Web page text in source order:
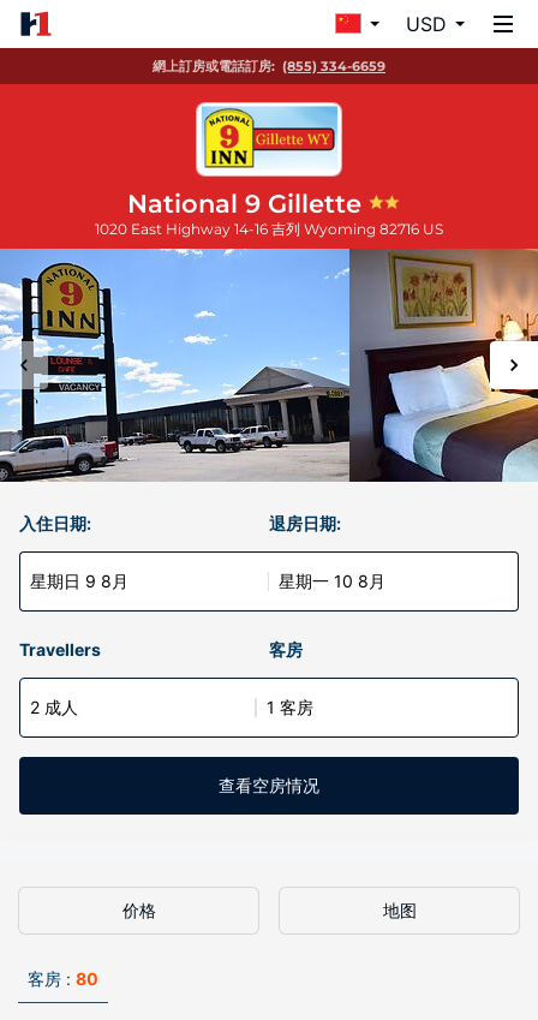
USD
網上訂房或電話訂房: (855) 334-6659
National 9 Gillette
1020 East Highway 14-16 吉列 Wyoming 82716 US
入住日期:
星期日 9 8月
退房日期:
星期一 10 8月
Travellers 客房
2 成人 1 客房
查看空房情况
价格 地图
客房 : 80